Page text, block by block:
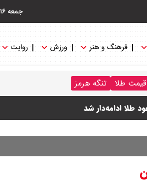
جمعه ۱۶ مرداد ۱۴۰۵
فرهنگ و هنر ورزش روایت
قیمت طلا تنگه هرمز